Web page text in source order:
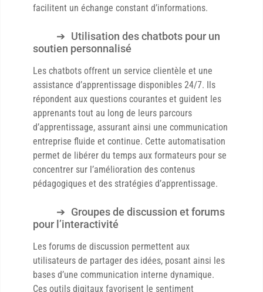
facilitent un échange constant d’informations.
Utilisation des chatbots pour un
soutien personnalisé
Les chatbots offrent un service clientèle et une
assistance d’apprentissage disponibles 24/7. Ils
répondent aux questions courantes et guident les
apprenants tout au long de leurs parcours
d’apprentissage, assurant ainsi une communication
entreprise fluide et continue. Cette automatisation
permet de libérer du temps aux formateurs pour se
concentrer sur l’amélioration des contenus
pédagogiques et des stratégies d’apprentissage.
Groupes de discussion et forums
pour l’interactivité
Les forums de discussion permettent aux
utilisateurs de partager des idées, posant ainsi les
bases d’une communication interne dynamique.
Ces outils digitaux favorisent le sentiment